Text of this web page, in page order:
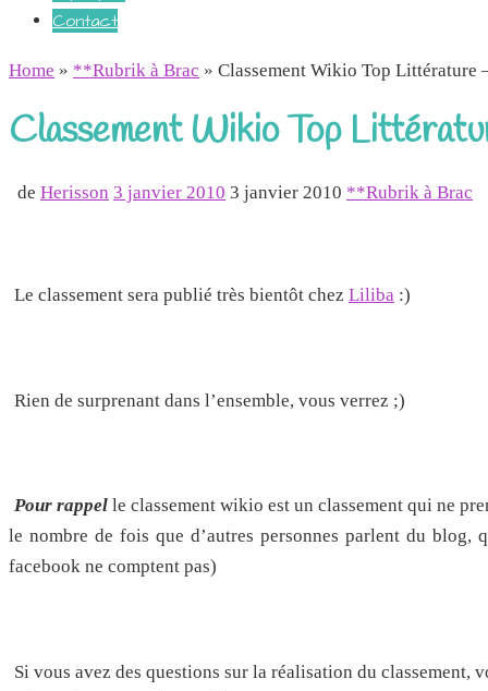
Contact
Home » **Rubrik à Brac » Classement Wikio Top Littérature
Classement Wikio Top
de Herisson 3 janvier 2010 3 janvier 2010 **Rubrik à Brac
Le classement sera publié très bientôt chez Liliba :)
Rien de surprenant dans l’ensemble, vous verrez ;)
Pour rappel le classement wikio est un classement qui ne
le nombre de fois que d’autres personnes parlent du
facebook ne comptent pas)
Si vous avez des questions sur la réalisation du classement,